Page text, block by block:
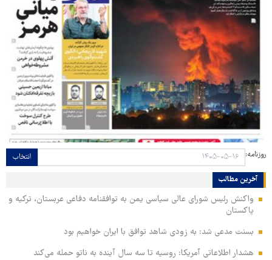
روزنامه: انتخاب
آخرین مطالب
واکنش رئیس شورای عالی سیاسی یمن به توافقنامه دفاعی عربستان، ترکیه و
پاکستان
بسنت مدعی شد: به زودی شاهد توافق با ایران خواهیم بود
هشدار اطلاعاتی آمریکا: روسیه تا سه سال آینده به ناتو حمله می‌کند